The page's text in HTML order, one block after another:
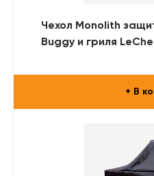
Чехол Monolith
Buggy и гриля
+ В